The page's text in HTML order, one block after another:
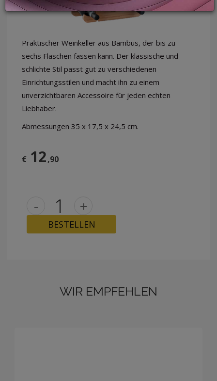
LOGIN
Praktischer Weinkeller aus Bambus, der bis zu
sechs Flaschen fassen kann. Der klassische und
schlichte Stil passt gut zu verschiedenen
Einrichtungsstilen und macht ihn zu einem
unverzichtbaren Accessoire für jeden echten
Liebhaber.
Abmessungen 35 x 17,5 x 24,5 cm.
€ 12,90
- +
BESTELLEN
WIR EMPFEHLEN